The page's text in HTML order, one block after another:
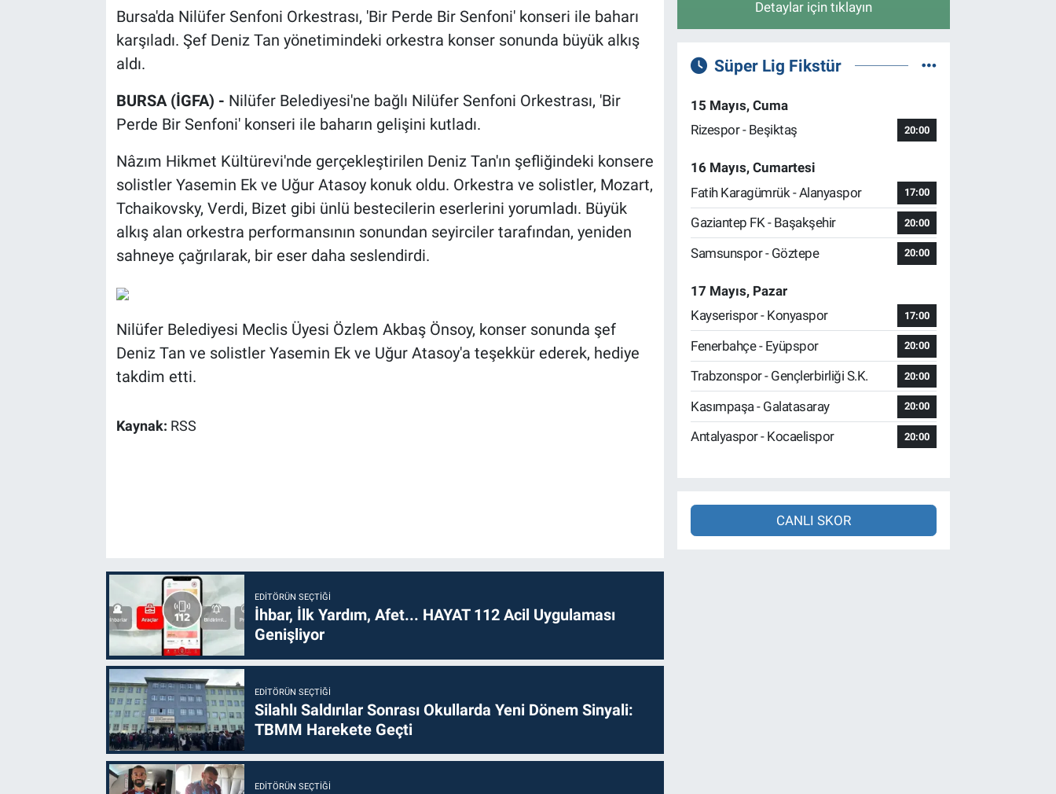
Bursa'da Nilüfer Senfoni Orkestrası, 'Bir Perde Bir Senfoni' konseri ile baharı
karşıladı. Şef Deniz Tan yönetimindeki orkestra konser sonunda büyük alkış
aldı.
BURSA (İGFA) - Nilüfer Belediyesi'ne bağlı Nilüfer Senfoni Orkestrası, 'Bir
Perde Bir Senfoni' konseri ile baharın gelişini kutladı.
Nâzım Hikmet Kültürevi'nde gerçekleştirilen Deniz Tan'ın şefliğindeki konsere
solistler Yasemin Ek ve Uğur Atasoy konuk oldu. Orkestra ve solistler, Mozart,
Tchaikovsky, Verdi, Bizet gibi ünlü bestecilerin eserlerini yorumladı. Büyük
alkış alan orkestra performansının sonundan seyirciler tarafından, yeniden
sahneye çağrılarak, bir eser daha seslendirdi.
Nilüfer Belediyesi Meclis Üyesi Özlem Akbaş Önsoy, konser sonunda şef
Deniz Tan ve solistler Yasemin Ek ve Uğur Atasoy'a teşekkür ederek, hediye
takdim etti.
Kaynak: RSS
EDITÖRÜN SEÇTIĞI
İhbar, İlk Yardım, Afet... HAYAT 112 Acil Uygulaması
Genişliyor
EDITÖRÜN SEÇTIĞI
Silahlı Saldırılar Sonrası Okullarda Yeni Dönem Sinyali:
TBMM Harekete Geçti
EDITÖRÜN SEÇTIĞI
Detaylar için tıklayın
Süper Lig Fikstür
15 Mayıs, Cuma
Rizespor - Beşiktaş
20:00
16 Mayıs, Cumartesi
Fatih Karagümrük - Alanyaspor
17:00
Gaziantep FK - Başakşehir 20:00
Samsunspor - Göztepe 20:00
17 Mayıs, Pazar
Kayserispor - Konyaspor
17:00
Fenerbahçe - Eyüpspor 20:00
Trabzonspor - Gençlerbirliği S.K. 20:00
Kasımpaşa - Galatasaray 20:00
Antalyaspor - Kocaelispor 20:00
CANLI SKOR